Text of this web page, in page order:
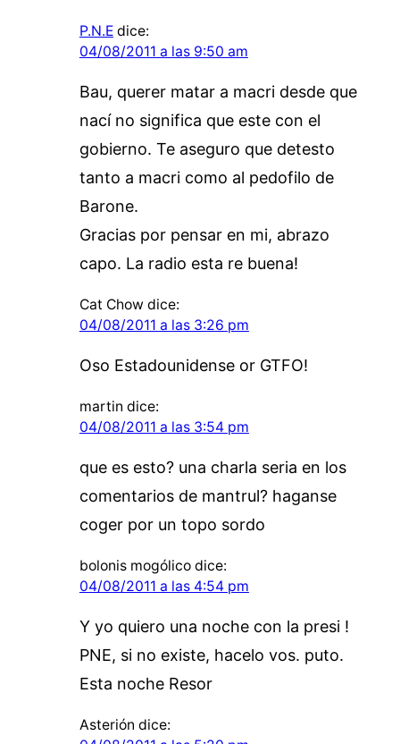
P.N.E dice:
04/08/2011 a las 9:50 am
Bau, querer matar a macri desde que
nací no significa que este con el
gobierno. Te aseguro que detesto
tanto a macri como al pedofilo de
Barone.
Gracias por pensar en mi, abrazo
capo. La radio esta re buena!
Cat Chow dice:
04/08/2011 a las 3:26 pm
Oso Estadounidense or GTFO!
martin dice:
04/08/2011 a las 3:54 pm
que es esto? una charla seria en los
comentarios de mantrul? haganse
coger por un topo sordo
bolonis mogólico dice:
04/08/2011 a las 4:54 pm
Y yo quiero una noche con la presi !
PNE, si no existe, hacelo vos. puto.
Esta noche Resor
Asterión dice: